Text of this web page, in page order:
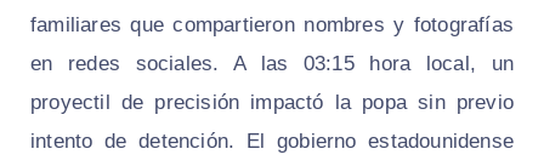
familiares que compartieron nombres y fotografías
en redes sociales. A las 03:15 hora local, un
proyectil de precisión impactó la popa sin previo
intento de detención. El gobierno estadounidense